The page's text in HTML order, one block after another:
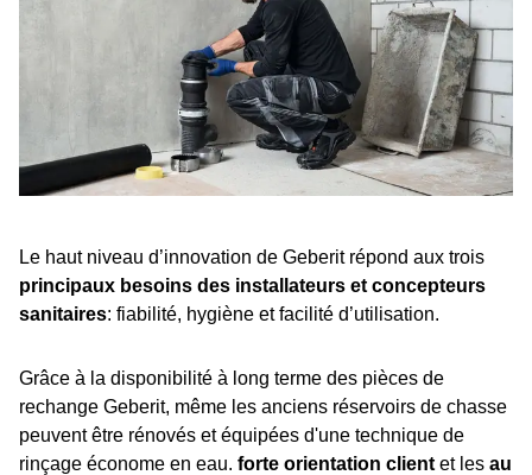
Le haut niveau d’innovation de Geberit répond aux trois
principaux besoins des installateurs et concepteurs
sanitaires: fiabilité, hygiène et facilité d’utilisation.
Grâce à la disponibilité à long terme des pièces de
rechange Geberit, même les anciens réservoirs de chasse
peuvent être rénovés et équipées d'une technique de
rinçage économe en eau. forte orientation client et les au